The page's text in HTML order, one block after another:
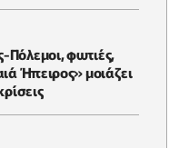
φωτιές,
Ήπειρος» μοιάζει